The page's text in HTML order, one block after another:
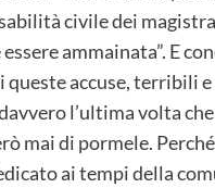
civile dei
ammainata”. E
accuse, terribili
davvero l’ultima volta
mai di pormele.
ai tempi della